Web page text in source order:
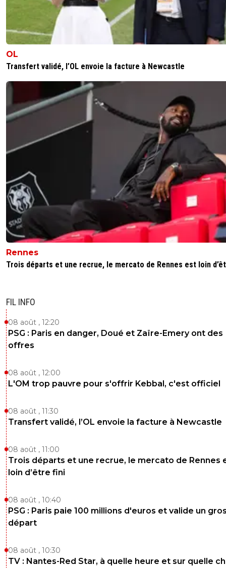
qui?
Répondre
maybe 24 décembre 2025 à 4:32 +
arrête ton story telling de merde
+ Répondre
24 décembre 2025 à 8:02
ok style tu es ds la confidence mdr
OL
Transfert validé, l’OL envoie la facture à Newcastle
Rennes
Trois départs et une recrue, le mercato de Rennes est loin
FIL INFO
08 août , 12:20
PSG : Paris en danger, Doué et Zaïre-Emery ont des
offres
08 août , 12:00
L'OM trop pauvre pour s'offrir Kebbal, c'est officiel
08 août , 11:30
Transfert validé, l’OL envoie la facture à Newcastle
08 août , 11:00
Trois départs et une recrue, le mercato de Rennes
loin d’être fini
08 août , 10:40
PSG : Paris paie 100 millions d'euros et valide un
départ
08 août , 10:30
TV : Nantes-Red Star, à quelle heure et sur quelle